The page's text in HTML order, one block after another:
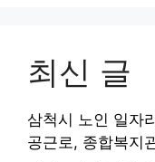
최신 글
삼척시 노인 일자
공근로, 종합복지